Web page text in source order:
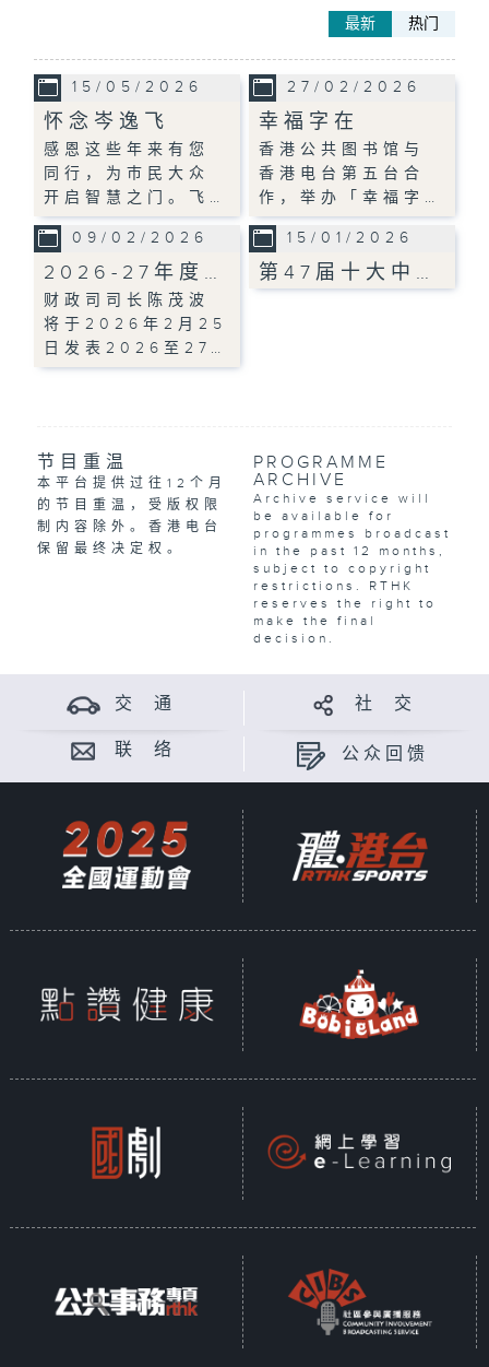
最新 热门
15/05/2026
怀念岑逸飞
感恩这些年来有您
同行，为巿民大众
开启智慧之门。飞…
27/02/2026
幸福字在
香港公共图书馆与
香港电台第五台合
作，举办「幸福字…
09/02/2026
2026-27年度…
财政司司长陈茂波
将于2026年2月25
日发表2026至27…
15/01/2026
第47届十大中…
节目重温
本平台提供过往12个月
的节目重温，受版权限
制内容除外。香港电台
保留最终决定权。
PROGRAMME
ARCHIVE
Archive service will
be available for
programmes broadcast
in the past 12 months,
subject to copyright
restrictions. RTHK
reserves the right to
make the final
decision.
交 通 社 交
联 络 公众回馈